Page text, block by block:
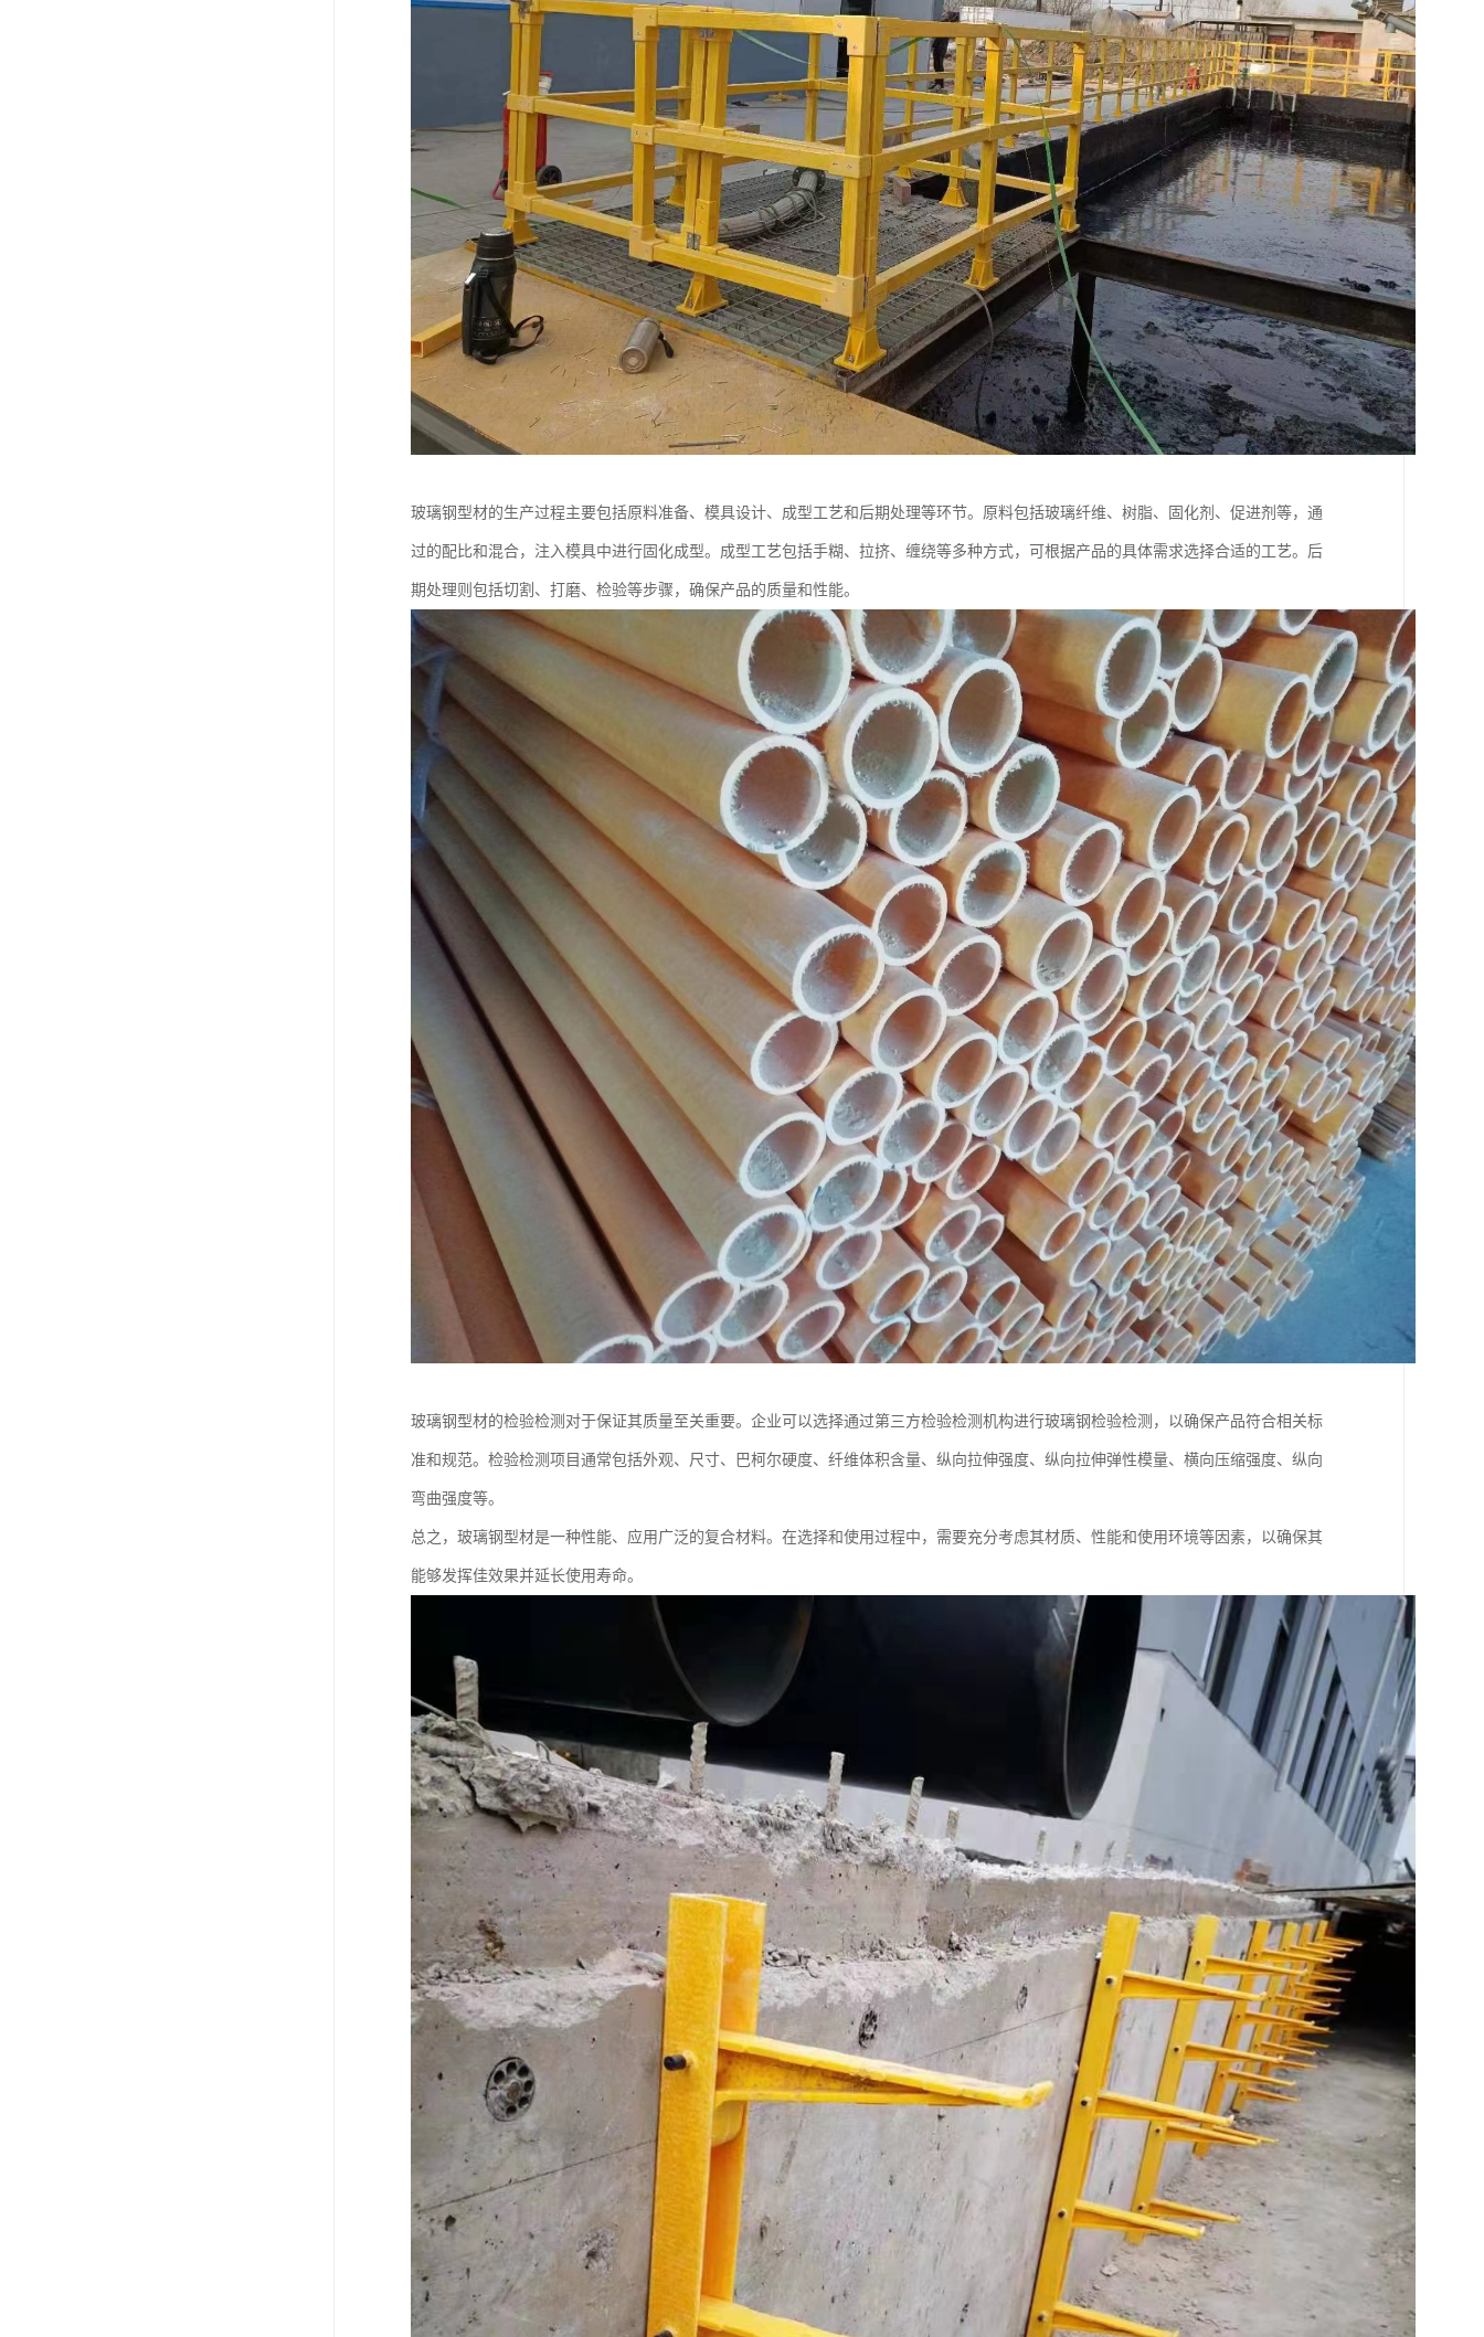
玻璃钢型材的生产过程主要包括原料准备、模具设计、成型工艺和后期处理等环节。原料包括玻璃纤维、树脂、固化剂、促进剂等，通
过的配比和混合，注入模具中进行固化成型。成型工艺包括手糊、拉挤、缠绕等多种方式，可根据产品的具体需求选择合适的工艺。后
期处理则包括切割、打磨、检验等步骤，确保产品的质量和性能。
玻璃钢型材的检验检测对于保证其质量至关重要。企业可以选择通过第三方检验检测机构进行玻璃钢检验检测，以确保产品符合相关标
准和规范。检验检测项目通常包括外观、尺寸、巴柯尔硬度、纤维体积含量、纵向拉伸强度、纵向拉伸弹性模量、横向压缩强度、纵向
弯曲强度等。
总之，玻璃钢型材是一种性能、应用广泛的复合材料。在选择和使用过程中，需要充分考虑其材质、性能和使用环境等因素，以确保其
能够发挥佳效果并延长使用寿命。